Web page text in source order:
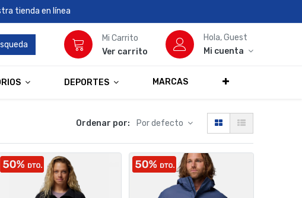
tienda en línea
Mi Carrito
Ver carrito
Hola, Guest
Mi cuenta
DEPORTES MARCAS
Ordenar por: Por defecto